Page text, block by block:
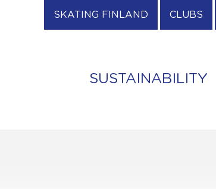
SKATING FINLAND CLUBS
SUSTAINABILITY